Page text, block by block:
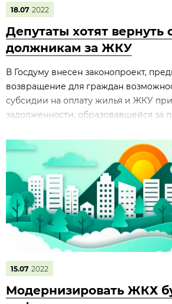
18.07 2022
Депутаты хотят вернуть
должникам за ЖКУ
В Госдуму внесен законопроект,
возвращение для граждан
субсидии на оплату жилья и ЖКУ
задолженности, образовавшейся за
15.07 2022
Модернизировать ЖКХ